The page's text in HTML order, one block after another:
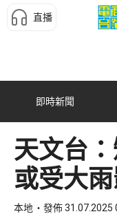
直播
即時新聞
天文台
或受大
本地 發佈 31.07.2025